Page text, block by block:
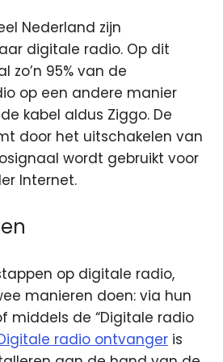
Nederland zijn
digitale radio. Op dit
zo’n 95% van de
op een andere manier
kabel aldus Ziggo. De
door het uitschakelen van
wordt gebruikt voor
Internet.
op digitale radio,
manieren doen: via hun
middels de “Digitale radio
radio ontvanger is